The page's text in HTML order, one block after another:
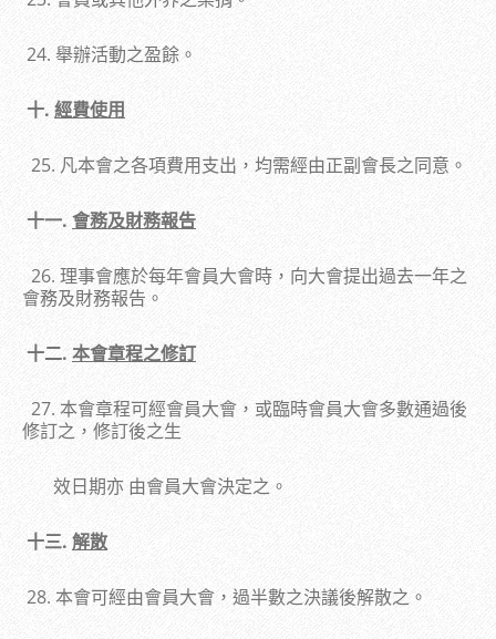
24. 舉辦活動之盈餘。
十. 經費使用
25. 凡本會之各項費用支出，均需經由正副會長之同意。
十一. 會務及財務報告
26. 理事會應於每年會員大會時，向大會提出過去一年之
會務及財務報告。
十二. 本會章程之修訂
27. 本會章程可經會員大會，或臨時會員大會多數通過後
修訂之，修訂後之生
效日期亦 由會員大會決定之。
十三. 解散
28. 本會可經由會員大會，過半數之決議後解散之。